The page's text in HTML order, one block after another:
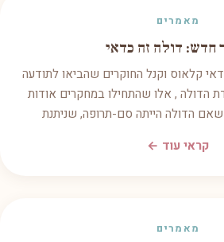
מאמרים
חדש: דולה זה כדאי
קלאוס וקנל החוקרים שהביאו לתודעה
הדולה , אלו שהתחילו במחקרים אודות
הדולה הייתה סם-תרופה, שניתנת
קראי עוד ←
מאמרים